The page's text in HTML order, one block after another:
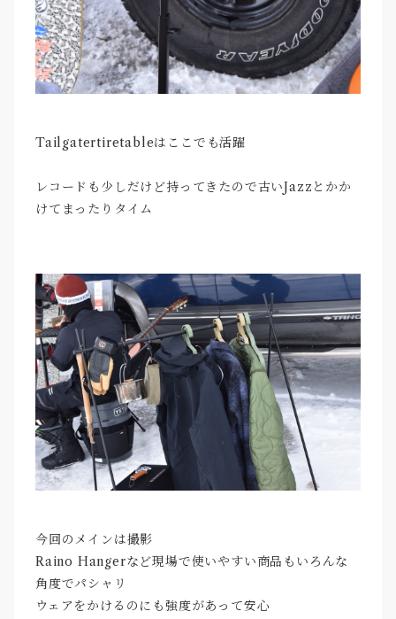
Tailgatertiretableはここでも活躍
レコードも少しだけど持ってきたので古いJazzとかか
けてまったりタイム
今回のメインは撮影
Raino Hangerなど現場で使いやすい商品もいろんな
角度でパシャリ
ウェアをかけるのにも強度があって安心